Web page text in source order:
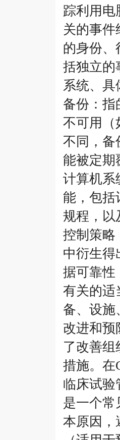
踪利用电
关的事
的身份、
括独立的
系统、
备份：指
不可用（
不同，备
能被定期
计算机系
能，包括
规程，以
控制策略
中衍生得
据可靠性
有关的适
备、设施
改进和预
了改善
措施。在
临床试验
是一个常
本原因，